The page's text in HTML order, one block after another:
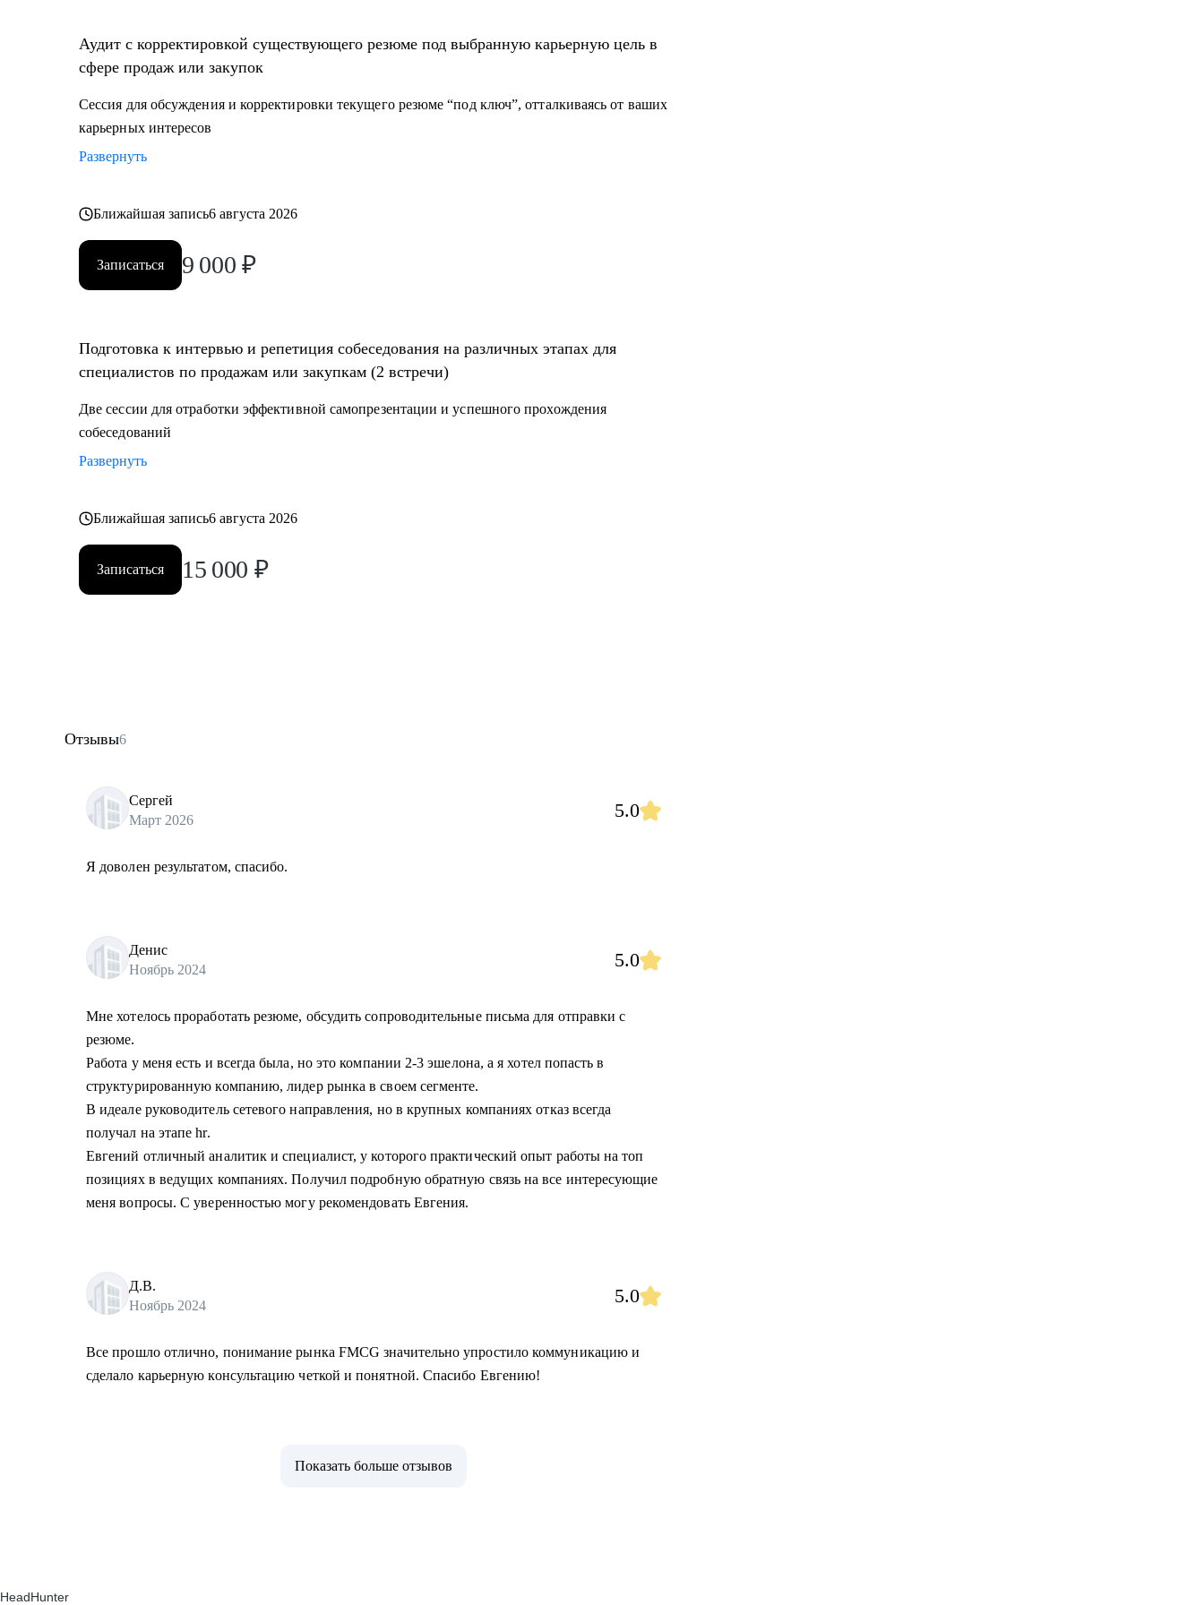
• Составление резюме или корректировка существующего (это ваша история, поэтому лучше, если
автор вы)
• Подготовка к собеседованию на разных этапах (рекрутер, внутренний HR, нанимающий
• Помощь в подготовке к прохождению тестирования SHL
Кому могу помочь:
Начинающим и опытным специалистам в областях:
• продаж и закупок FMCG
Аудит с корректировкой существующего резюме под выбранную карьерную цель в
сфере продаж или закупок
Сессия для обсуждения и корректировки текущего резюме “под ключ”, отталкиваясь от ваших
карьерных интересов
Развернуть
Ближайшая запись6 августа 2026
Записаться 9 000 ₽
Подготовка к интервью и репетиция собеседования на различных этапах для
специалистов по продажам или закупкам (2 встречи)
Две сессии для отработки эффективной самопрезентации и успешного прохождения
собеседований
Развернуть
Ближайшая запись6 августа 2026
Записаться 15 000 ₽
Отзывы6
Сергей
Март 2026
5.0
Я доволен результатом, спасибо.
Денис
Ноябрь 2024
5.0
Мне хотелось проработать резюме, обсудить сопроводительные письма для отправки с
резюме.
Работа у меня есть и всегда была, но это компании 2-3 эшелона, а я хотел попасть в
структурированную компанию, лидер рынка в своем сегменте.
В идеале руководитель сетевого направления, но в крупных компаниях отказ всегда
получал на этапе hr.
Евгений отличный аналитик и специалист, у которого практический опыт работы на топ
позициях в ведущих компаниях. Получил подробную обратную связь на все интересующие
меня вопросы. С уверенностью могу рекомендовать Евгения.
Д.В.
Ноябрь 2024
5.0
Все прошло отлично, понимание рынка FMCG значительно упростило коммуникацию и
сделало карьерную консультацию четкой и понятной. Спасибо Евгению!
Показать больше отзывов
HeadHunter